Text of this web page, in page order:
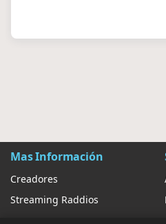
Mas Información
Creadores
Streaming Raddios